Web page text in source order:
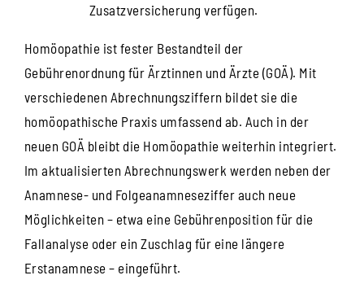
Zusatzversicherung verfügen.
Homöopathie ist fester Bestandteil der
Gebührenordnung für Ärztinnen und Ärzte (GOÄ). Mit
verschiedenen Abrechnungsziffern bildet sie die
homöopathische Praxis umfassend ab. Auch in der
neuen GOÄ bleibt die Homöopathie weiterhin integriert.
Im aktualisierten Abrechnungswerk werden neben der
Anamnese- und Folgeanamneseziffer auch neue
Möglichkeiten – etwa eine Gebührenposition für die
Fallanalyse oder ein Zuschlag für eine längere
Erstanamnese – eingeführt.